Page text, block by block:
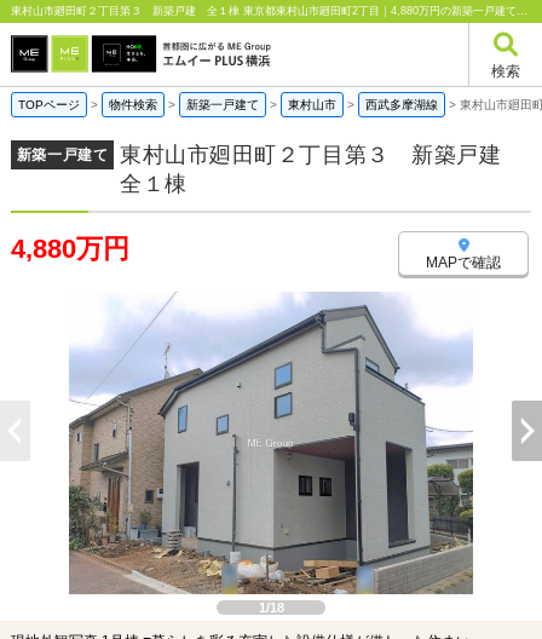
東村山市廻田町２丁目第３ 新築戸建 全１棟 東京都東村山市廻田町2丁目｜4,880万円の新築一戸建て｜エムイーPLUS横浜
検索
TOPページ > 物件検索 > 新築一戸建て > 東村山市 > 西武多摩湖線 > 東村山市廻田
新築一戸建て
東村山市廻田町２丁目第３ 新築戸建
全１棟
4,880万円 MAPで確認
1/18